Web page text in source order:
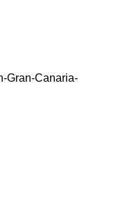
Gran-Canaria-